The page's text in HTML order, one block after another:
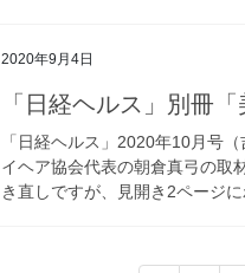
2020年9月4日
「日経ヘルス」別冊
「日経ヘルス」2020年10月号
イヘア協会代表の朝倉真弓の取
き直しですが、見開き2ページ